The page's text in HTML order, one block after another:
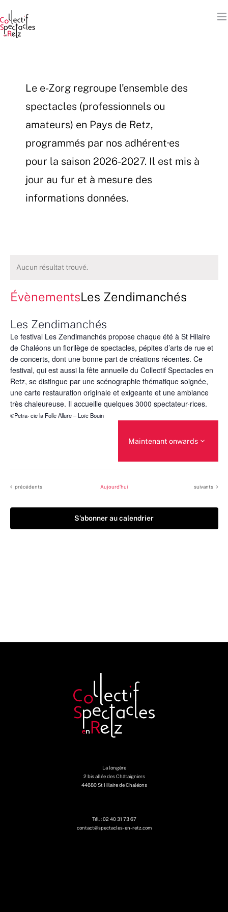
au
contenu
Le e-Zorg regroupe l’ensemble des
spectacles (professionnels ou
amateurs) en Pays de Retz,
programmés par nos adhérent·es
pour la saison 2026-2027. Il est mis à
jour au fur et à mesure des
informations données.
Aucun résultat trouvé.
ÉvènementsLes Zendimanchés
Les Zendimanchés
Le festival Les Zendimanchés propose chaque été à St Hilaire
de Chaléons un florilège de spectacles, pépites d’arts de rue et
de concerts, dont une bonne part de créations récentes. Ce
festival, qui est aussi la fête annuelle du Collectif Spectacles en
Retz, se distingue par une scénographie thématique soignée,
une carte restauration originale et exigeante et une ambiance
très chaleureuse. Il accueille quelques 3000 spectateur·rices.
©Petra· cie la Folle Allure – Loïc Bouin
Maintenant onwards
date.
Évènements
précédents Aujourd’hui Évènements
suivants
S’abonner au calendrier
La longère
2 bis allée des Châtaigniers
44680 St Hilaire de Chaléons
Tél. : 02 40 31 73 67
contact@spectacles-en-retz.com